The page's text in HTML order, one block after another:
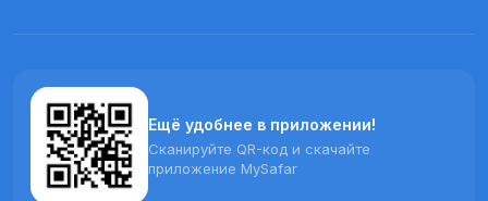
Ещё удобнее в приложении!
Сканируйте QR-код и скачайте
приложение MySafar